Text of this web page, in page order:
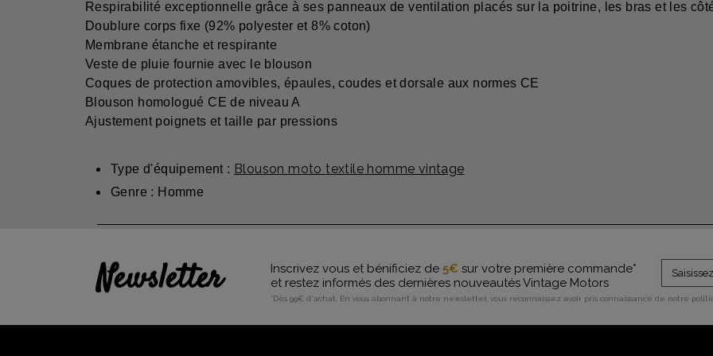
Respirabilité exceptionnelle grâce à ses panneaux de ventilation placés sur la poitrine, les bras et les
Doublure corps fixe (92% polyester et 8% coton)
Membrane étanche et respirante
Veste de pluie fournie avec le blouson
Coques de protection amovibles, épaules, coudes et dorsale aux normes CE
Blouson homologué CE de niveau A
Ajustement poignets et taille par pressions
Type d'équipement : Blouson moto textile homme vintage
Genre : Homme
Newsletter Inscrivez vous et bénificiez de 5€ sur votre première commande*
et restez informés des dernières nouveautés Vintage Motors
*Dès 99€ d'achat. En vous abonnant à notre newsletter, vous reconnaissez avoir pris connaissance de notre